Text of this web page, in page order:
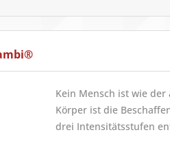
Kein Mensch ist wie
Körper ist die
drei Intensitätsstufen